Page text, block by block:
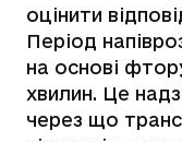
оцінити
Період
на основі
хвилин. Це
через що